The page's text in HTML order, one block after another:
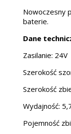
Nowoczesny
baterie.
Dane
Zasilanie: 24V
Szerokość
Szerokość
Wydajność:
Pojemność